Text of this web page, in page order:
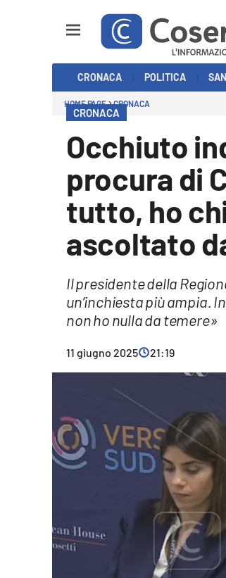
Economia e Lavoro
Lac Network
CRONACA POLITICA
HOME PAGE CRONACA
CRONACA
Occhiuto
procura di
tutto, ho
ascoltato
Il presidente della
un’inchiesta più ampia.
non ho nulla da temere»
11 giugno 2025 21:19